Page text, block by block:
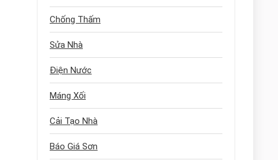
Chống Thấm
Sửa Nhà
Điện Nước
Máng Xối
Cải Tạo Nhà
Báo Giá Sơn